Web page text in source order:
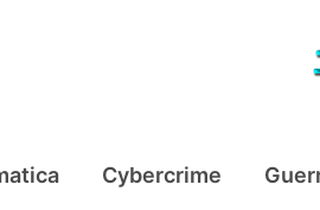
Cybercrime